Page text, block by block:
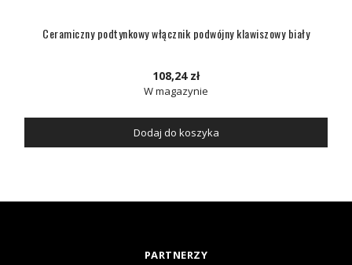
Ceramiczny podtynkowy włącznik podwójny klawiszowy biały
108,24 zł
W magazynie
Dodaj do koszyka
PARTNERZY